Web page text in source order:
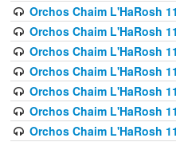
Orchos Chaim L'HaRosh
Orchos Chaim L'HaRosh
Orchos Chaim L'HaRosh
Orchos Chaim L'HaRosh
Orchos Chaim L'HaRosh
Orchos Chaim L'HaRosh
Orchos Chaim L'HaRosh